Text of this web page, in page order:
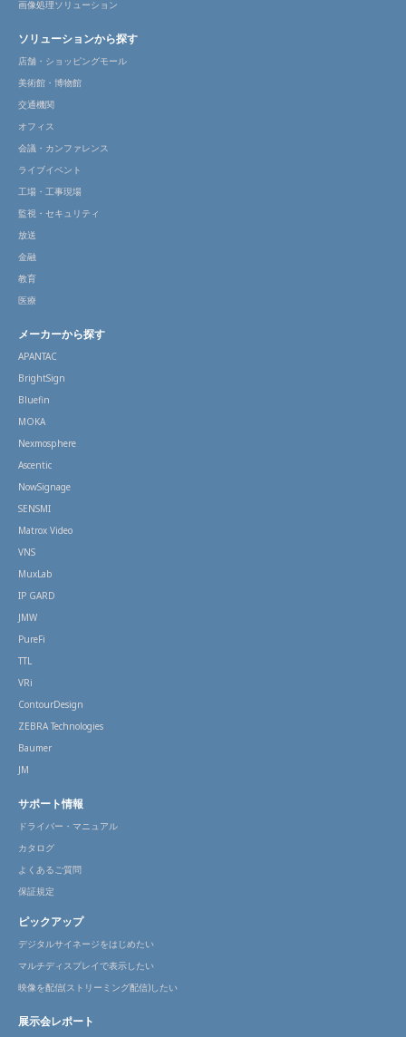
画像処理ソリューション
ソリューションから探す
店舗・ショッピングモール
美術館・博物館
交通機関
オフィス
会議・カンファレンス
ライブイベント
工場・工事現場
監視・セキュリティ
放送
金融
教育
医療
メーカーから探す
APANTAC
BrightSign
Bluefin
MOKA
Nexmosphere
Ascentic
NowSignage
SENSMI
Matrox Video
VNS
MuxLab
IP GARD
JMW
PureFi
TTL
VRi
ContourDesign
ZEBRA Technologies
Baumer
JM
サポート情報
ドライバー・マニュアル
カタログ
よくあるご質問
保証規定
ピックアップ
デジタルサイネージをはじめたい
マルチディスプレイで表示したい
映像を配信(ストリーミング配信)したい
展示会レポート